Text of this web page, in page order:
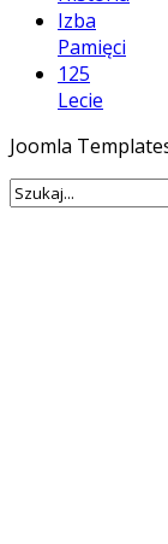
Izba
Pamięci
125
Lecie
Joomla